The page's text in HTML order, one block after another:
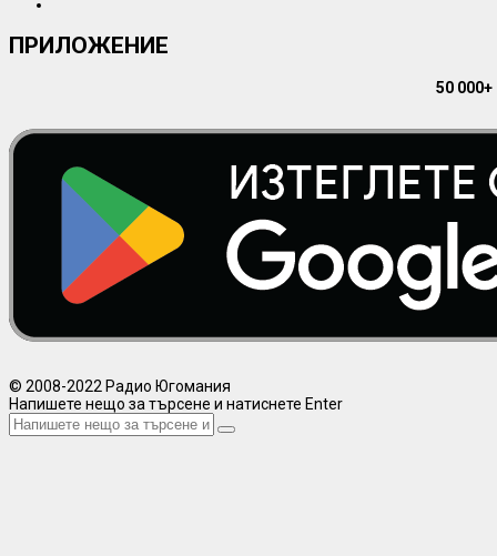
ПРИЛОЖЕНИЕ
50
© 2008-2022 Радио Югомания
Напишете нещо за търсене и натиснете Enter